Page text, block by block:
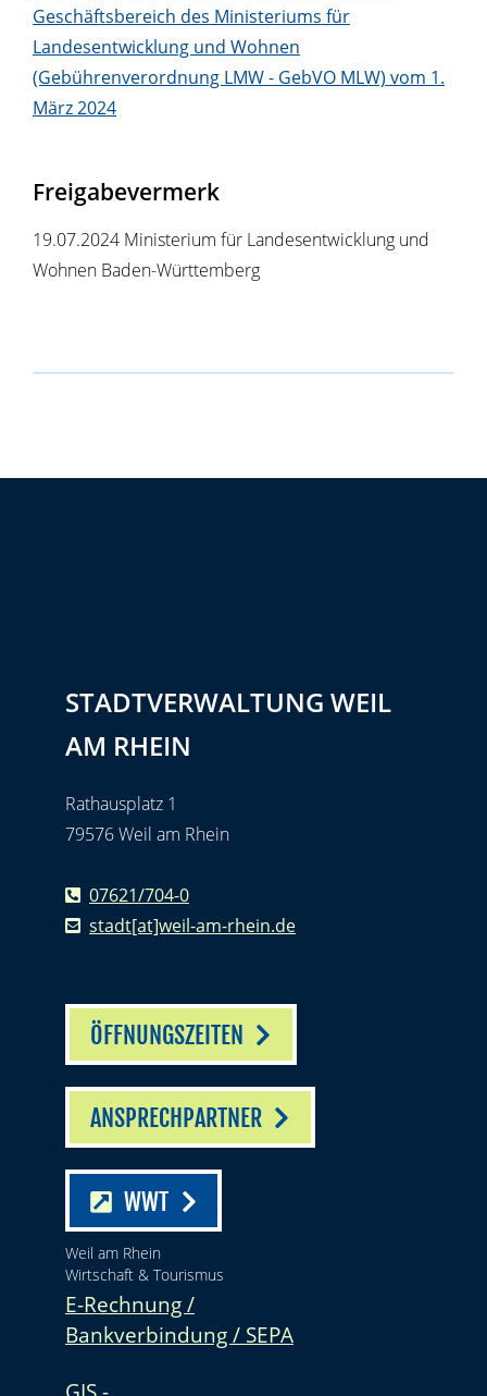
Geschäftsbereich des Ministeriums für
Landesentwicklung und Wohnen
(Gebührenverordnung LMW - GebVO MLW) vom 1.
März 2024
Freigabevermerk
19.07.2024 Ministerium für Landesentwicklung und
Wohnen Baden-Württemberg
STADTVERWALTUNG WEIL
AM RHEIN
Rathausplatz 1
79576 Weil am Rhein
07621/704-0
stadt[at]weil-am-rhein.de
ÖFFNUNGSZEITEN
ANSPRECHPARTNER
WWT
Weil am Rhein
Wirtschaft & Tourismus
E-Rechnung /
Bankverbindung / SEPA